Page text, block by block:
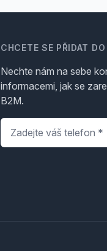
CHCETE SE PŘIDAT
Nechte nám na sebe
informacemi, jak se
B2M.
Telefon